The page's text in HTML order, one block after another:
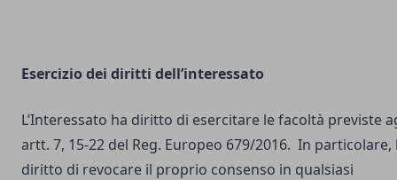
Esercizio dei diritti dell’interessato
L’Interessato ha diritto di esercitare le facoltà previste
artt. 7, 15-22 del Reg. Europeo 679/2016. In particolare,
diritto di revocare il proprio consenso in qualsiasi